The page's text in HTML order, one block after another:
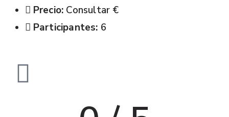
Precio: Consultar €
Participantes: 6